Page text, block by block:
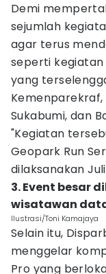
Demi
sejumlah
agar terus
seperti kegiatan
yang
Sukabumi, dan
"Kegiatan
Geopark Run
dilaksanakan
3. Event besar
wisatawan
Ilustrasi/Toni Kamajaya
Selain itu,
menggelar
Pro yang